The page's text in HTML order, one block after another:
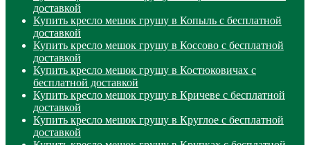
доставкой
Купить кресло мешок грушу в Копыль с бесплатной
доставкой
Купить кресло мешок грушу в Коссово с бесплатной
доставкой
Купить кресло мешок грушу в Костюковичах с
бесплатной доставкой
Купить кресло мешок грушу в Кричеве с бесплатной
доставкой
Купить кресло мешок грушу в Круглое с бесплатной
доставкой